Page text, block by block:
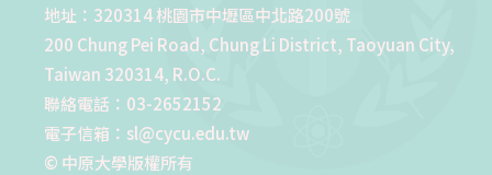
地址：320314 桃園市中壢區中北路200號
200 Chung Pei Road, Chung Li District, Taoyuan City,
Taiwan 320314, R.O.C.
聯絡電話：03-2652152
電子信箱：sl@cycu.edu.tw
© 中原大學版權所有